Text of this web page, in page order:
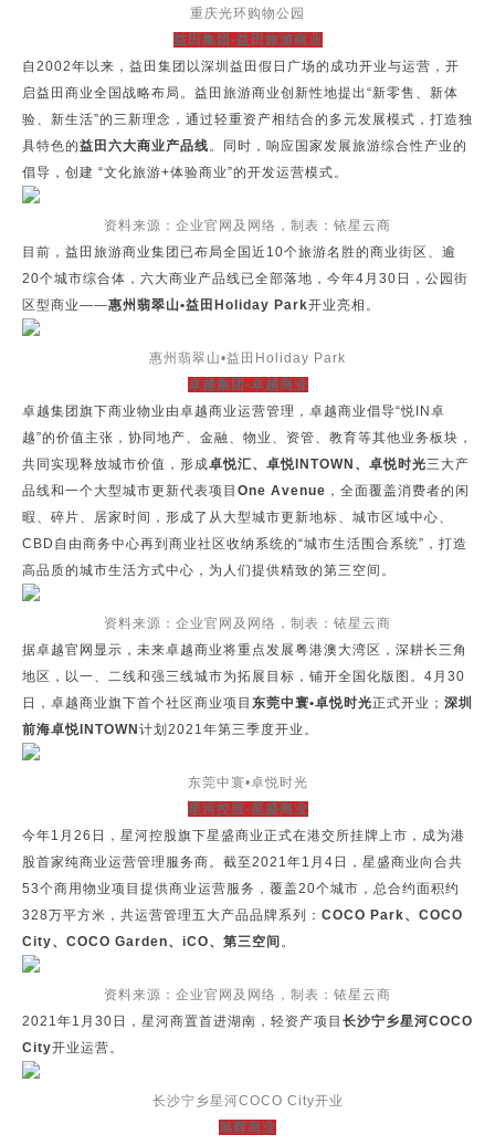
重庆光环购物公园
益田集团-益田旅游商业
自2002年以来，益田集团以深圳益田假日广场的成功开业与运营，开
启益田商业全国战略布局。益田旅游商业创新性地提出“新零售、新体
验、新生活”的三新理念，通过轻重资产相结合的多元发展模式，打造独
具特色的益田六大商业产品线。同时，响应国家发展旅游综合性产业的
倡导，创建 “文化旅游+体验商业”的开发运营模式。
资料来源：企业官网及网络，制表：铱星云商
目前，益田旅游商业集团已布局全国近10个旅游名胜的商业街区、逾
20个城市综合体，六大商业产品线已全部落地，今年4月30日，公园街
区型商业——惠州翡翠山•益田Holiday Park开业亮相。
惠州翡翠山•益田Holiday Park
卓越集团-卓越商业
卓越集团旗下商业物业由卓越商业运营管理，卓越商业倡导“悦IN卓
越”的价值主张，协同地产、金融、物业、资管、教育等其他业务板块，
共同实现释放城市价值，形成卓悦汇、卓悦INTOWN、卓悦时光三大产
品线和一个大型城市更新代表项目 One Avenue ，全面覆盖消费者的闲
暇、碎片、居家时间，形成了从大型城市更新地标、城市区域中心、
CBD自由商务中心再到商业社区收纳系统的“城市生活围合系统”，打造
高品质的城市生活方式中心，为人们提供精致的第三空间。
资料来源：企业官网及网络，制表：铱星云商
据卓越官网显示，未来卓越商业将重点发展粤港澳大湾区，深耕长三角
地区，以一、二线和强三线城市为拓展目标，铺开全国化版图。4月30
日，卓越商业旗下首个社区商业项目 东莞中寰•卓悦时光正式开业； 深圳
前海卓悦INTOWN 计划2021年第三季度开业。
东莞中寰•卓悦时光
星河控股-星盛商业
今年1月26日，星河控股旗下星盛商业正式在港交所挂牌上市，成为港
股首家纯商业运营管理服务商。截至2021年1月4日，星盛商业向合共
53个商用物业项目提供商业运营服务，覆盖20个城市，总合约面积约
328万平方米，共运营管理五大产品品牌系列： COCO Park、COCO
City、COCO Garden、iCO、第三空间 。
资料来源：企业官网及网络，制表：铱星云商
2021年1月30日，星河商置首进湖南，轻资产项目 长沙宁乡星河COCO
City开业运营。
长沙宁乡星河COCO City开业
旭辉商业